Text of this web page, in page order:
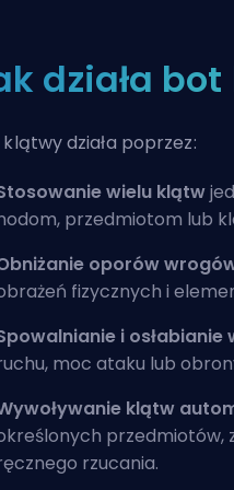
działa
działa poprzez:
wielu klątw
przedmiotom lub
oporów
fizycznych i
i osłabianie
moc ataku lub
klątw
przedmiotów,
rzucania.